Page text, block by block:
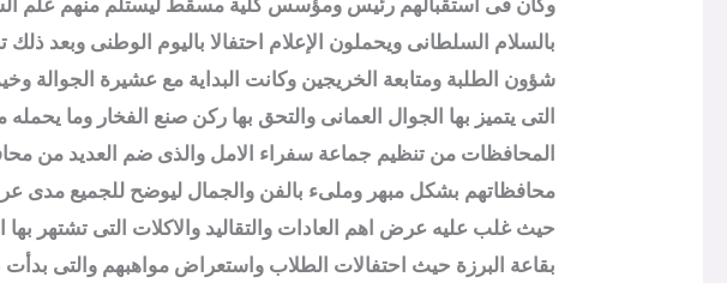
وكان فى استقبالهم رئيس ومؤسس كلية مسقط ليستلم منهم علم
بالسلام السلطانى ويحملون الإعلام احتفالا باليوم الوطنى وبعد
شؤون الطلبة ومتابعة الخريجين وكانت البداية مع عشيرة الجوالة
التى يتميز بها الجوال العمانى والتحق بها ركن صنع الفخار وما
المحافظات من تنظيم جماعة سفراء الامل والذى ضم العديد من
محافظاتهم بشكل مبهر وملىء بالفن والجمال ليوضح للجميع مدى
حيث غلب عليه عرض اهم العادات والتقاليد والاكلات التى تشتهر
بقاعة البرزة حيث احتفالات الطلاب واستعراض مواهبهم والتى